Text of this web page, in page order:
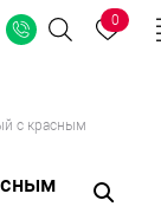
Поиск
0
с красным